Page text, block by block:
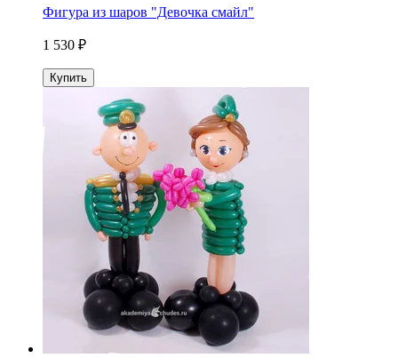
Фигура из шаров "Девочка смайл"
1 530 ₽
Купить